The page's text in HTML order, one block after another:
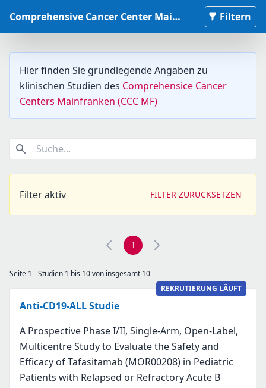
Comprehensive Cancer Center Mainfranken Studiendatenbank Filtern
Hier finden Sie grundlegende Angaben zu
klinischen Studien des Comprehensice Cancer
Centers Mainfranken (CCC MF)
Suche...
Filter aktiv FILTER ZURÜCKSETZEN
1
Seite 1 - Studien 1 bis 10 von insgesamt 10
REKRUTIERUNG LÄUFT
Anti-CD19-ALL Studie
A Prospective Phase I/II, Single-Arm, Open-Label,
Multicentre Study to Evaluate the Safety and
Efficacy of Tafasitamab (MOR00208) in Pediatric
Patients with Relapsed or Refractory Acute B